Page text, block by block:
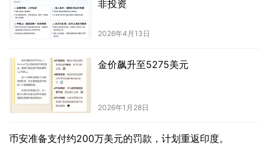
非投资
2026年4月13日
金价飙升至5275美元
2026年1月28日
币安准备支付约200万美元的罚款，计划重返印度。